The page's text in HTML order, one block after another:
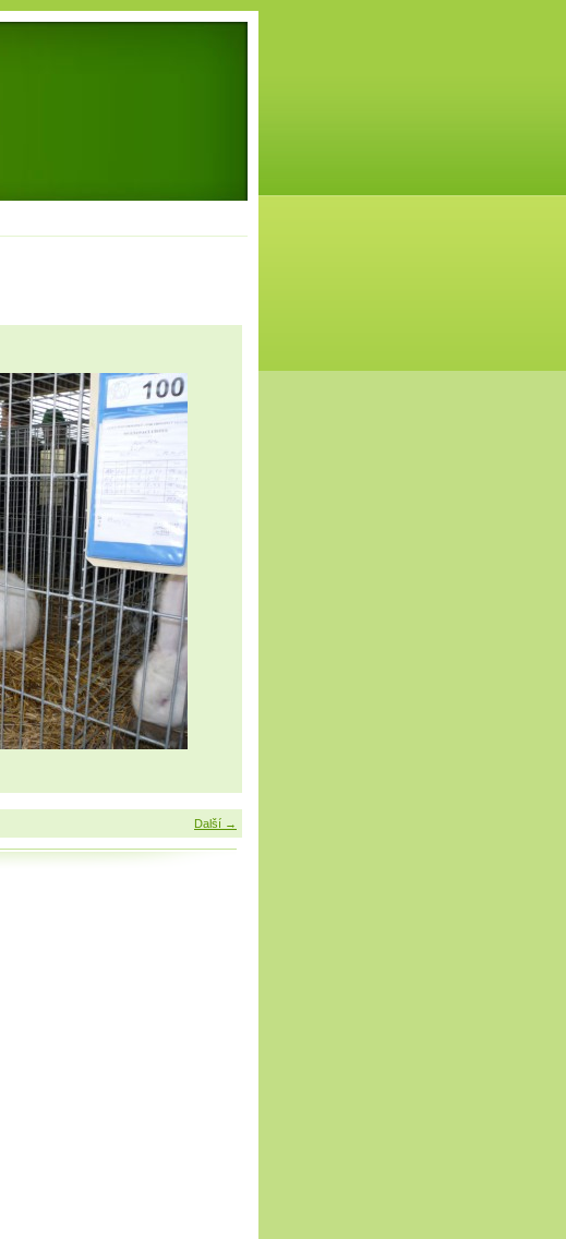
Další →